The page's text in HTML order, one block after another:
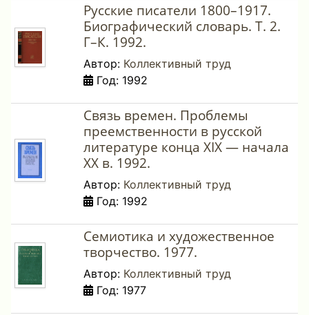
Русские писатели 1800–1917.
Биографический словарь. Т. 2.
Г–К. 1992.
Автор: Коллективный труд
Год: 1992
Связь времен. Проблемы
преемственности в русской
литературе конца XIX — начала
XX в. 1992.
Автор: Коллективный труд
Год: 1992
Семиотика и художественное
творчество. 1977.
Автор: Коллективный труд
Год: 1977